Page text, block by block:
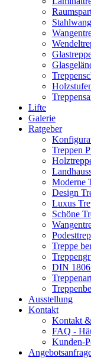
Lifte
Galerie
Ratgeber
Treppen
Moderne
Design
Luxus
Schöne
Treppe
DIN
Ausstellung
Kontakt
Kontakt
FAQ -
Kunden-